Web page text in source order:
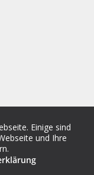
Einige sind
und Ihre